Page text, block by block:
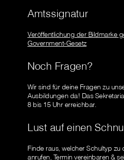
Amtssignatur
Veröffentlichung der Bildmarke
Government-Gesetz
Noch Fragen?
Wir sind für deine Fragen zu
Ausbildungen da! Das
8 bis 15 Uhr erreichbar.
Lust auf einen
Finde raus, welcher Schultyp zu
anrufen, Termin vereinbaren &